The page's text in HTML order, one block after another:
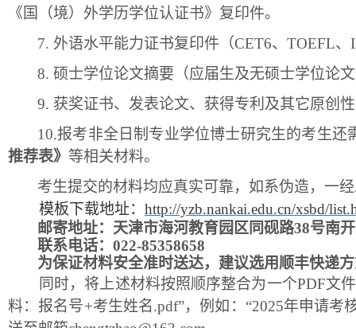
《国（境）外学历学位认证书》复印件。
7. 外语水平能力证书复印件（CET6、TOEFL、
8. 硕士学位论文摘要（应届生及无硕士学位论
9. 获奖证书、发表论文、获得专利及其它原创
10.报考非全日制专业学位博士研究生的考生还
推荐表》 等相关材料。
考生提交的材料均应真实可靠，如系伪造，一
模板下载地址： http://yzb.nankai.edu.cn/xsbd/
邮寄地址：天津市海河教育园区同砚路38号南
联系电话： 022-85358658
为保证材料安全准时送达，建议选用顺丰快递
同时，将上述材料按照顺序整合为一个PDF文
料：报名号+考生姓名.pdf”，例如：“2025年申请考